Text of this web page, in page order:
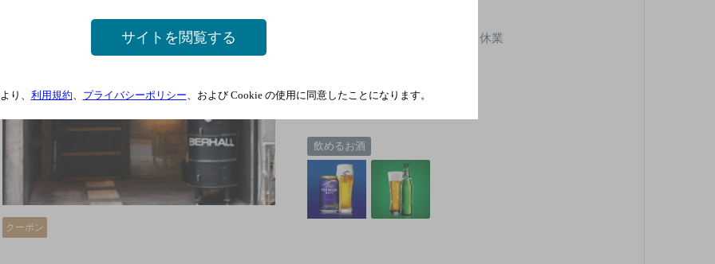
クーポン
不定休／第1・第3日曜日休業
37席
飲めるお酒
サイトを閲覧する
り、 利用規約、 プライバシーポリシー、および Cookie の使用に同意したことになります。